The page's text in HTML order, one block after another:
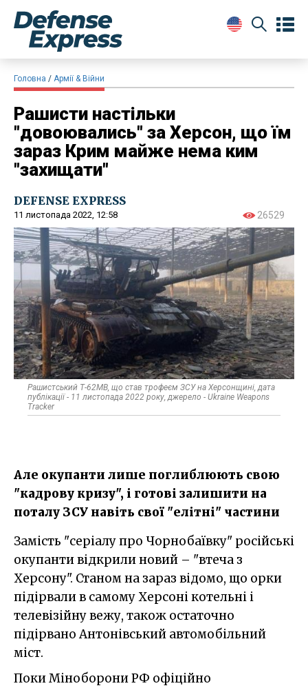
Головна Армії & Війни
Рашисти настільки
"довоювались" за Херсон, що їм
зараз Крим майже нема ким
"захищати"
DEFENSE EXPRESS
11 листопада 2022, 12:58 26529
Рашистський Т-62МВ, що став трофеєм ЗСУ на Херсонщині, дата
публікації - 11 листопада 2022 року, джерело - Ukraine Weapons
Tracker
Але окупанти лише поглиблюють свою
"кадрову кризу", і готові залишити на
поталу ЗСУ навіть свої "елітні" частини
Замість "серіалу про Чорнобаївку" російські
окупанти відкрили новий – "втеча з
Херсону". Станом на зараз відомо, що орки
підірвали в самому Херсоні котельні і
телевізійну вежу, також остаточно
підірвано Антонівський автомобільний
міст.
Поки Міноборони РФ офіційно